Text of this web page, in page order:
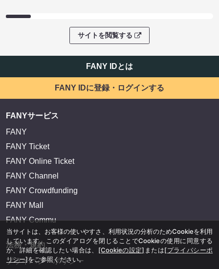
サイトを閲覧する
FANY IDとは
FANY IDに登録・ログインする
FANYサービス
FANY
FANY Ticket
FANY Online Ticket
FANY Channel
FANY Crowdfunding
FANY Mall
FANY Commu
法務・規約
プライバシーポリシー
当サイトは、お客様の使いやすさ、利用状況の分析のためCookieを利用
しています。このダイアログを閉じることでCookieの使用に同意する
か、詳細を確認したい場合は、 [Cookieの設定] または[プライバシーポ
リシー]をご参照ください。